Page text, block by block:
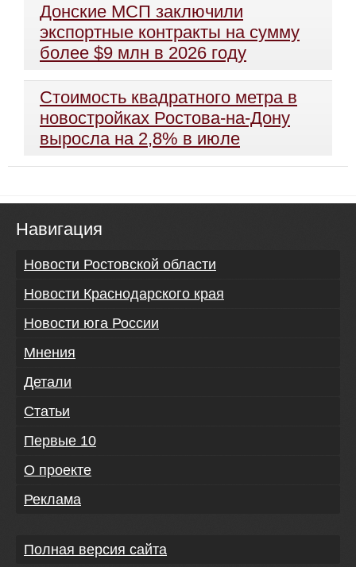
Донские МСП заключили
экспортные контракты на сумму
более $9 млн в 2026 году
Стоимость квадратного метра в
новостройках Ростова-на-Дону
выросла на 2,8% в июле
Навигация
Новости Ростовской области
Новости Краснодарского края
Новости юга России
Мнения
Детали
Статьи
Первые 10
О проекте
Реклама
Полная версия сайта